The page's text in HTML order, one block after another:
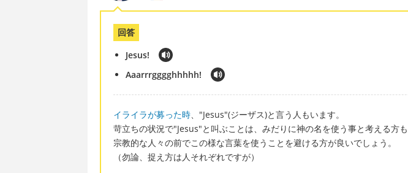
回答
Jesus!
Aaarrrgggghhhhh!
イライラが募った時、"Jesus"(ジーザス)と言う人もいます。
苛立ちの状況で"Jesus"と叫ぶことは、みだりに神の名を使う事と考える方も
宗教的な人々の前でこの様な言葉を使うことを避ける方が良いでしょう。
（勿論、捉え方は人それぞれですが）